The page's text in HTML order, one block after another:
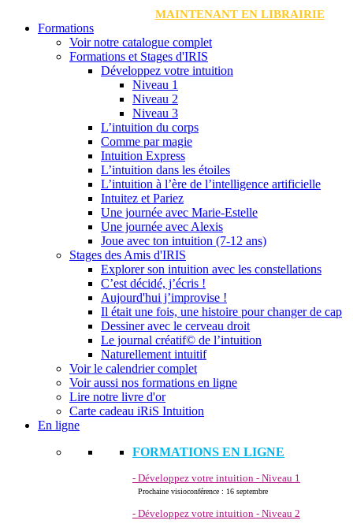
MAINTENANT EN LIBRAIRIE
Formations
Voir notre catalogue complet
Formations et Stages d'IRIS
Développez votre intuition
Niveau 1
Niveau 2
Niveau 3
L’intuition du corps
Comme par magie
Intuition Express
L’intuition dans les étoiles
L’intuition à l’ère de l’intelligence artificielle
Intuitez et Pariez
Une journée avec Marie-Estelle
Une journée avec Alexis
Joue avec ton intuition (7-12 ans)
Stages des Amis d'IRIS
Explorer son intuition avec les constellations
C’est décidé, j’écris !
Aujourd'hui j’improvise !
Il était une fois, une histoire pour changer de cap
Dessiner avec le cerveau droit
Le journal créatif© de l’intuition
Naturellement intuitif
Voir le calendrier complet
Voir aussi nos formations en ligne
Lire notre livre d'or
Carte cadeau iRiS Intuition
En ligne
FORMATIONS EN LIGNE
- Développez votre intuition - Niveau 1
Prochaine visioconférence : 16 septembre
- Développez votre intuition - Niveau 2